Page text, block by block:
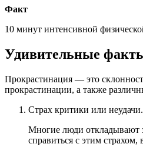
Факт
10 минут интенсивной
Удивительные
Прокрастинация — это
прокрастинации, а также
Страх критики или неудачи.
Многие люди откладывают
справиться с этим страхом,